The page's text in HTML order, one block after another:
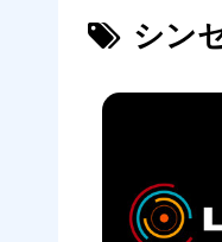
シン